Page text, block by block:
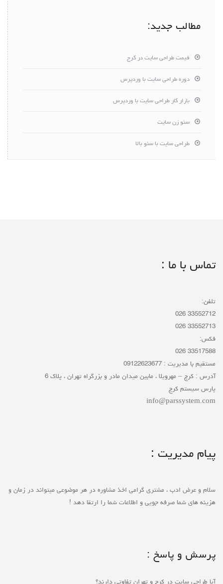
مطالب جدید:
قیمت طراحی سایت در کرج
دوره طراحی سایت با وردپرس
بازار کار طراحی سایت با وردپرس
سئو زن سایت
طراحی سایت با سئو بالا
تماس با ما :
تلفن:
33552712 026
33552713 026
فکس:
33517588 026
مستقیم با مدیریت : 09122623677
آدرس : کرج – مهرویلا ، مابین میدان مادر و بزرگراه تهران ، پلاک 6
پارس سیستم کرج
info@parssystem.com
پیام مدیریت :
سلام و عرض ادب ، مشتری گرامی اخذ مشاوره در هر موضوعی میتواند در زمان و
هزینه های شما صرفه جویی و اطلاعات شما را ارتقا دهد !
پرسش و پاسخ :
آیا طراحی سایت در کرج و تهران تفاوتی دارند؟